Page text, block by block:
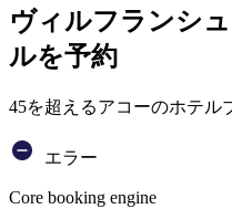
ヴィルフランシ
ルを予約
45を超えるアコーのホテル
エラー
Core booking engine